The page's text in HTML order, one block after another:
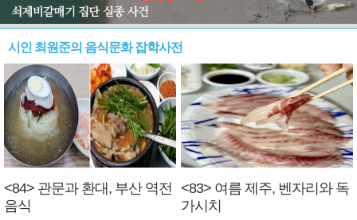
시인 최원준의 음식문화 잡학사전
<84> 관문과 환대, 부산 역전
음식
<83> 여름 제주, 벤자리와 독
가시치